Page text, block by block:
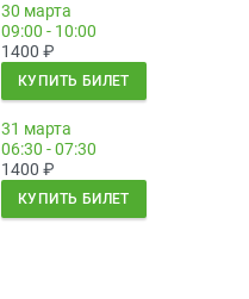
30 марта
09:00 - 10:00
1400 ₽
КУПИТЬ БИЛЕТ
31 марта
06:30 - 07:30
1400 ₽
КУПИТЬ БИЛЕТ